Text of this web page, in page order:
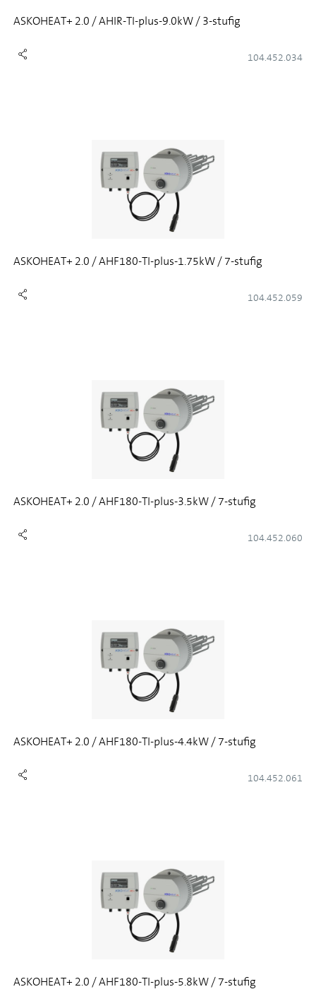
ASKOHEAT+ 2.0 / AHIR-TI-plus-9.0kW / 3-stufig
104.452.034
ASKOHEAT+ 2.0 / AHF180-TI-plus-1.75kW / 7-stufig
104.452.059
ASKOHEAT+ 2.0 / AHF180-TI-plus-3.5kW / 7-stufig
104.452.060
ASKOHEAT+ 2.0 / AHF180-TI-plus-4.4kW / 7-stufig
104.452.061
ASKOHEAT+ 2.0 / AHF180-TI-plus-5.8kW / 7-stufig